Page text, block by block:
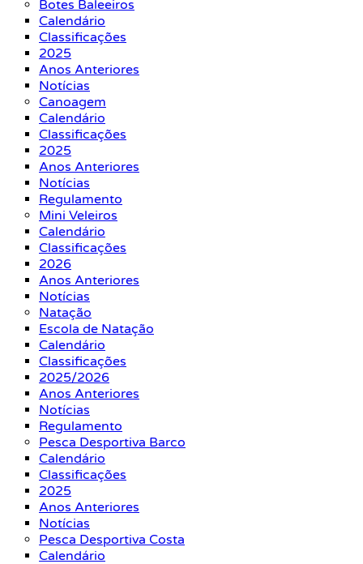
Botes Baleeiros
Calendário
Classificações
2025
Anos Anteriores
Notícias
Canoagem
Calendário
Classificações
2025
Anos Anteriores
Notícias
Regulamento
Mini Veleiros
Calendário
Classificações
2026
Anos Anteriores
Notícias
Natação
Escola de Natação
Calendário
Classificações
2025/2026
Anos Anteriores
Notícias
Regulamento
Pesca Desportiva Barco
Calendário
Classificações
2025
Anos Anteriores
Notícias
Pesca Desportiva Costa
Calendário